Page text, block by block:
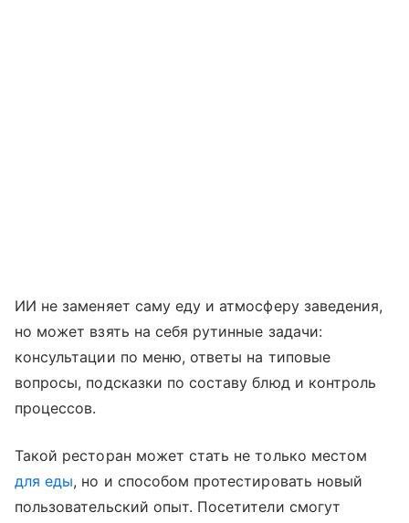
ИИ не заменяет саму еду и атмосферу заведения,
но может взять на себя рутинные задачи:
консультации по меню, ответы на типовые
вопросы, подсказки по составу блюд и контроль
процессов.
Такой ресторан может стать не только местом
для еды, но и способом протестировать новый
пользовательский опыт. Посетители смогут